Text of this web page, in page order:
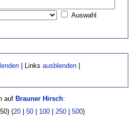
Auswahl
| Linksausblenden
auf Brauner Hirsch:
(20| 50| 100| 250| 500)